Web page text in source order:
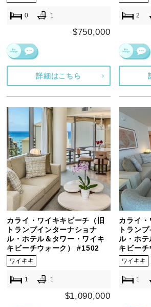
0 1
$750,000
詳細はこちら
2
カライ・ワイキキビーチ（旧
トランプインターナショナ
ル・ホテル＆タワー・ワイキ
キビーチウォーク） #1502
ワイキキ
1 1
$1,090,000
カライ・
トラン
ル・ホテ
キビー
ワイキキ
1